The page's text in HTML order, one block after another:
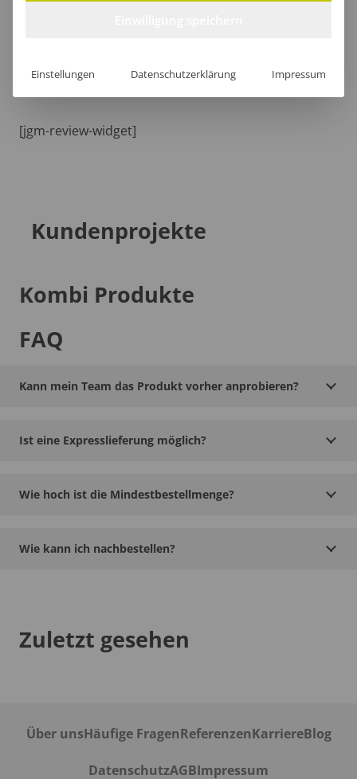
[jgm-review-widget]
Kundenprojekte
Kombi Produkte
FAQ
Kann mein Team das Produkt vorher anprobieren?
Ist eine Expresslieferung möglich?
Wie hoch ist die Mindestbestellmenge?
Wie kann ich nachbestellen?
Zuletzt gesehen
Über unsHäufige FragenReferenzenKarriereBlog
DatenschutzAGBImpressum
Einstellungen Datenschutzerklärung Impressum